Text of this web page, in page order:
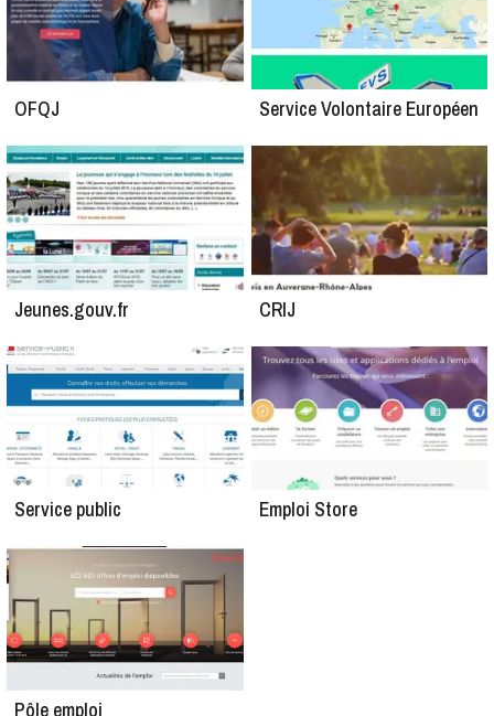
OFQJ Service Volontaire Européen
Jeunes.gouv.fr CRIJ
Service public Emploi Store
Pôle emploi